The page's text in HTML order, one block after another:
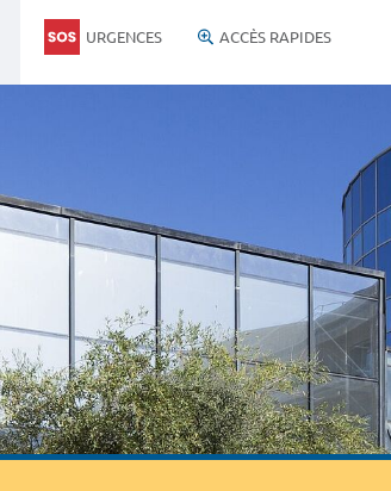
URGENCES ACCÈS RAPIDES